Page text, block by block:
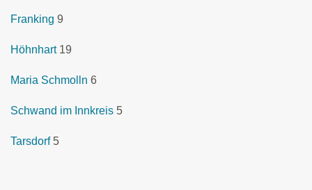
Franking 9
Höhnhart 19
Maria Schmolln 6
Schwand im Innkreis 5
Tarsdorf 5